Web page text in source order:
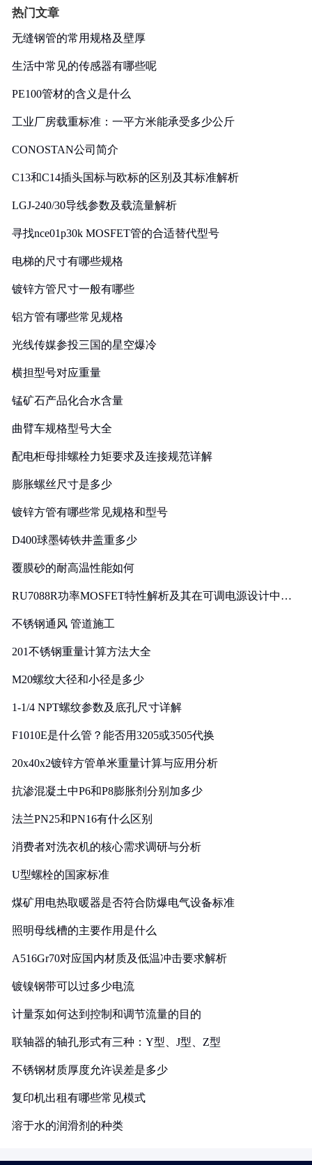
热门文章
无缝钢管的常用规格及壁厚
生活中常见的传感器有哪些呢
PE100管材的含义是什么
工业厂房载重标准：一平方米能承受多少公斤
CONOSTAN公司简介
C13和C14插头国标与欧标的区别及其标准解析
LGJ-240/30导线参数及载流量解析
寻找nce01p30k MOSFET管的合适替代型号
电梯的尺寸有哪些规格
镀锌方管尺寸一般有哪些
铝方管有哪些常见规格
光线传媒参投三国的星空爆冷
横担型号对应重量
锰矿石产品化合水含量
曲臂车规格型号大全
配电柜母排螺栓力矩要求及连接规范详解
膨胀螺丝尺寸是多少
镀锌方管有哪些常见规格和型号
D400球墨铸铁井盖重多少
覆膜砂的耐高温性能如何
RU7088R功率MOSFET特性解析及其在可调电源设计中的
不锈钢通风 管道施工
201不锈钢重量计算方法大全
M20螺纹大径和小径是多少
1-1/4 NPT螺纹参数及底孔尺寸详解
F1010E是什么管？能否用3205或3505代换
20x40x2镀锌方管单米重量计算与应用分析
抗渗混凝土中P6和P8膨胀剂分别加多少
法兰PN25和PN16有什么区别
消费者对洗衣机的核心需求调研与分析
U型螺栓的国家标准
煤矿用电热取暖器是否符合防爆电气设备标准
照明母线槽的主要作用是什么
A516Gr70对应国内材质及低温冲击要求解析
镀镍钢带可以过多少电流
计量泵如何达到控制和调节流量的目的
联轴器的轴孔形式有三种：Y型、J型、Z型
不锈钢材质厚度允许误差是多少
复印机出租有哪些常见模式
溶于水的润滑剂的种类